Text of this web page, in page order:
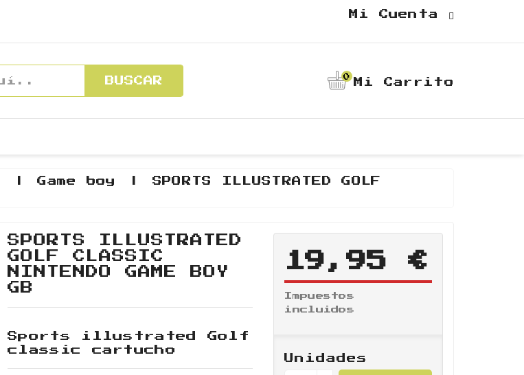
Mi Cuenta
BUSCAR 0
Mi Carrito
Game boy
SPORTS ILLUSTRATED GOLF
SPORTS ILLUSTRATED
GOLF CLASSIC
NINTENDO GAME BOY
GB
Sports illustrated Golf
classic cartucho
19,95 €
Impuestos
incluidos
Unidades